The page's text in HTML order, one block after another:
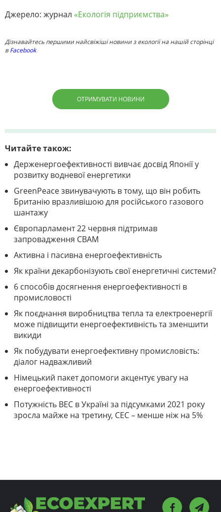
Джерело: журнал «Екологія підприємства»
Дізнавайтесь першими найсвіжіші новини з екології на нашій сторінці
вFacebook
ОТРИМУВАТИ НОВИНИ
Читайте також:
Держенергоефективності вивчає досвід Японії у
розвитку водневої енергетики
GreenPeace звинувачують в тому, що він робить
Британію вразливішою для російського газового
шантажу
Європарламент 22 червня підтримав
запровадження СВАМ
Активна і пасивна енергоефективність
Як країни декарбонізують свої енергетичні системи?
6 способів досягнення енергоефективності в
промисловості
Як поєднання виробництва тепла та електроенергії
може підвищити енергоефективність та зменшити
викиди
Як побудувати енергоефективну промисловість:
діалог надважливий
Німецький пакет допомоги акцентує увагу на
енергоефективності
Потужність ВЕС в Україні за підсумками 2021 року
зросла майже на третину, СЕС – менше ніж на 5%